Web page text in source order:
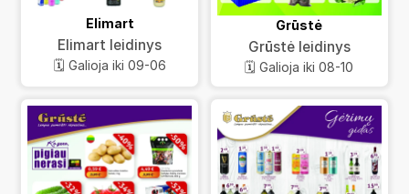
Elimart
Elimart leidinys
🗓️ Galioja iki 09-06
Grūstė
Grūstė leidinys
🗓️ Galioja iki 08-10